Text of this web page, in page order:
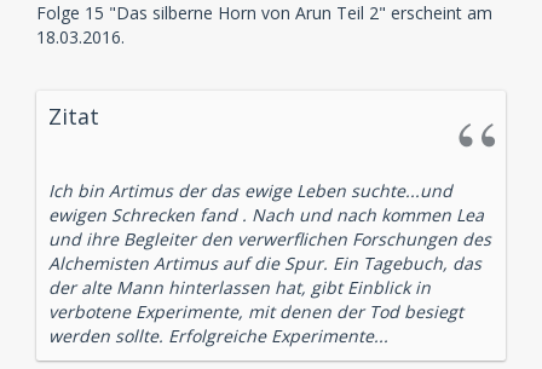
Folge 15 "Das silberne Horn von Arun Teil 2" erscheint am
18.03.2016.
Zitat
Ich bin Artimus der das ewige Leben suchte...und
ewigen Schrecken fand . Nach und nach kommen Lea
und ihre Begleiter den verwerflichen Forschungen des
Alchemisten Artimus auf die Spur. Ein Tagebuch, das
der alte Mann hinterlassen hat, gibt Einblick in
verbotene Experimente, mit denen der Tod besiegt
werden sollte. Erfolgreiche Experimente...